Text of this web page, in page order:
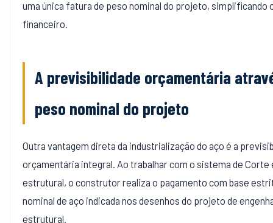
uma única fatura de peso nominal do projeto, simplificando
financeiro.
A previsibilidade orçamentária
peso nominal do projeto
Outra vantagem direta da industrialização do aço é a
orçamentária integral. Ao trabalhar com o sistema de Corte
estrutural, o construtor realiza o pagamento com base
nominal de aço indicada nos desenhos do projeto de
estrutural.